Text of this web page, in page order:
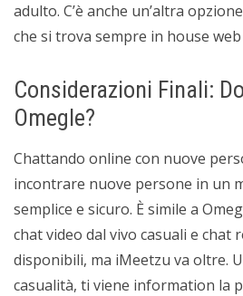
adulto. C’è anche un’altra
che si trova sempre in house
Considerazioni Finali:
Omegle?
Chattando online con nuove
incontrare nuove persone in un
semplice e sicuro. È simile a
chat video dal vivo casuali e chat
disponibili, ma iMeetzu va oltre.
casualità, ti viene information la